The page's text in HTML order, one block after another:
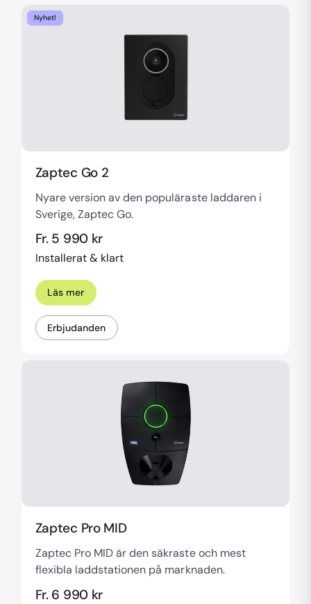
Nyhet!
Zaptec Go 2
Nyare version av den populäraste laddaren i
Sverige, Zaptec Go.
Fr. 5 990 kr
Installerat & klart
Läs mer
Erbjudanden
Zaptec Pro MID
Zaptec Pro MID är den säkraste och mest
flexibla laddstationen på marknaden.
Fr. 6 990 kr